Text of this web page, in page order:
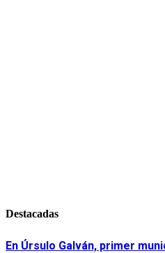
Destacadas
En Úrsulo Galván, primer